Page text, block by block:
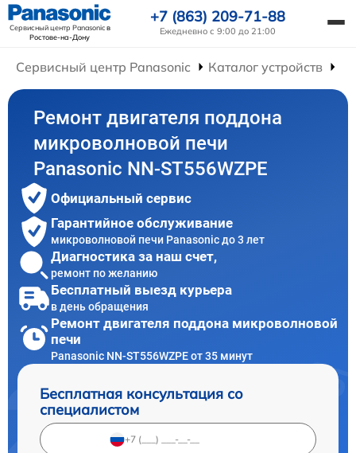
Сервисный центр Panasonicв
Ростове-на-Дону
+7 (863) 209-71-88
Ежедневно с 9:00 до 21:00
Сервисный центр Panasonic Каталог устройств
Ремонт двигателя поддона
микроволновой печи
Panasonic NN-ST556WZPE
Официальный сервис
Гарантийное обслуживание
микроволновой печи Panasonic до 3 лет
Диагностика за наш счет,
ремонт по желанию
Бесплатный выезд курьера
в день обращения
Ремонт двигателя поддона микроволновой
печи
Panasonic NN-ST556WZPE от 35 минут
Бесплатная консультация со
специалистом